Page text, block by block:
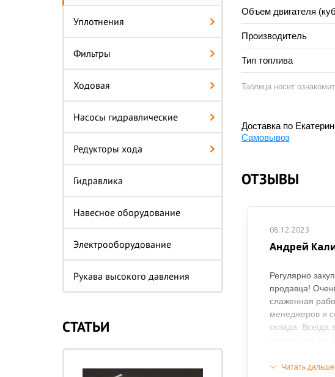
Уплотнения
Фильтры
Ходовая
Насосы гидравлические
Редукторы хода
Гидравлика
Навесное оборудование
Электрооборудование
Рукава высокого давления
СТАТЬИ
Объем двигателя
Производитель
Тип топлива
Таблица носит
Доставка по
Самовывоз
ОТЗЫВЫ
08.12.2023
Андрей
Регулярно
продавца!
слаженная
менеджеров и
склада. Всегда
Консультанты
Читать дальше